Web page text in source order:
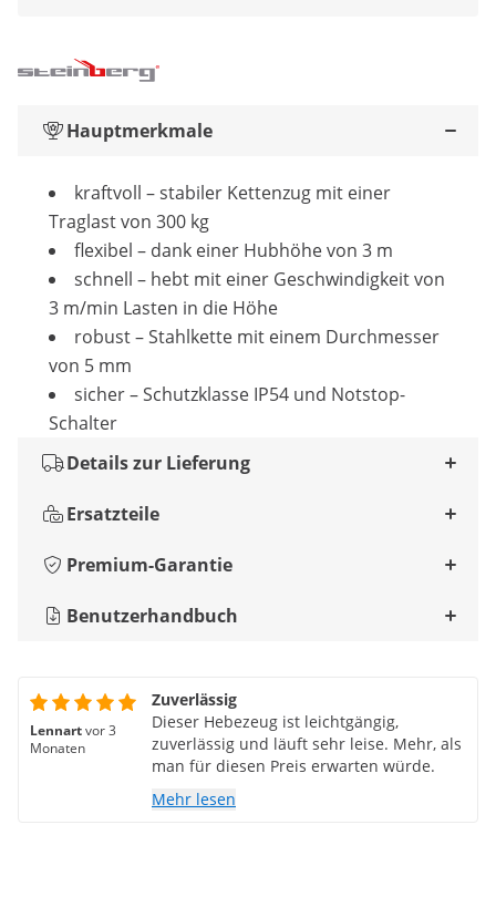
Hauptmerkmale
kraftvoll – stabiler Kettenzug mit einer
Traglast von 300 kg
flexibel – dank einer Hubhöhe von 3 m
schnell – hebt mit einer Geschwindigkeit von
3 m/min Lasten in die Höhe
robust – Stahlkette mit einem Durchmesser
von 5 mm
sicher – Schutzklasse IP54 und Notstop-
Schalter
Details zur Lieferung
Ersatzteile
Premium-Garantie
Benutzerhandbuch
Lennartvor 3
Monaten
Zuverlässig
Dieser Hebezeug ist leichtgängig,
zuverlässig und läuft sehr leise. Mehr, als
man für diesen Preis erwarten würde.
Mehr lesen